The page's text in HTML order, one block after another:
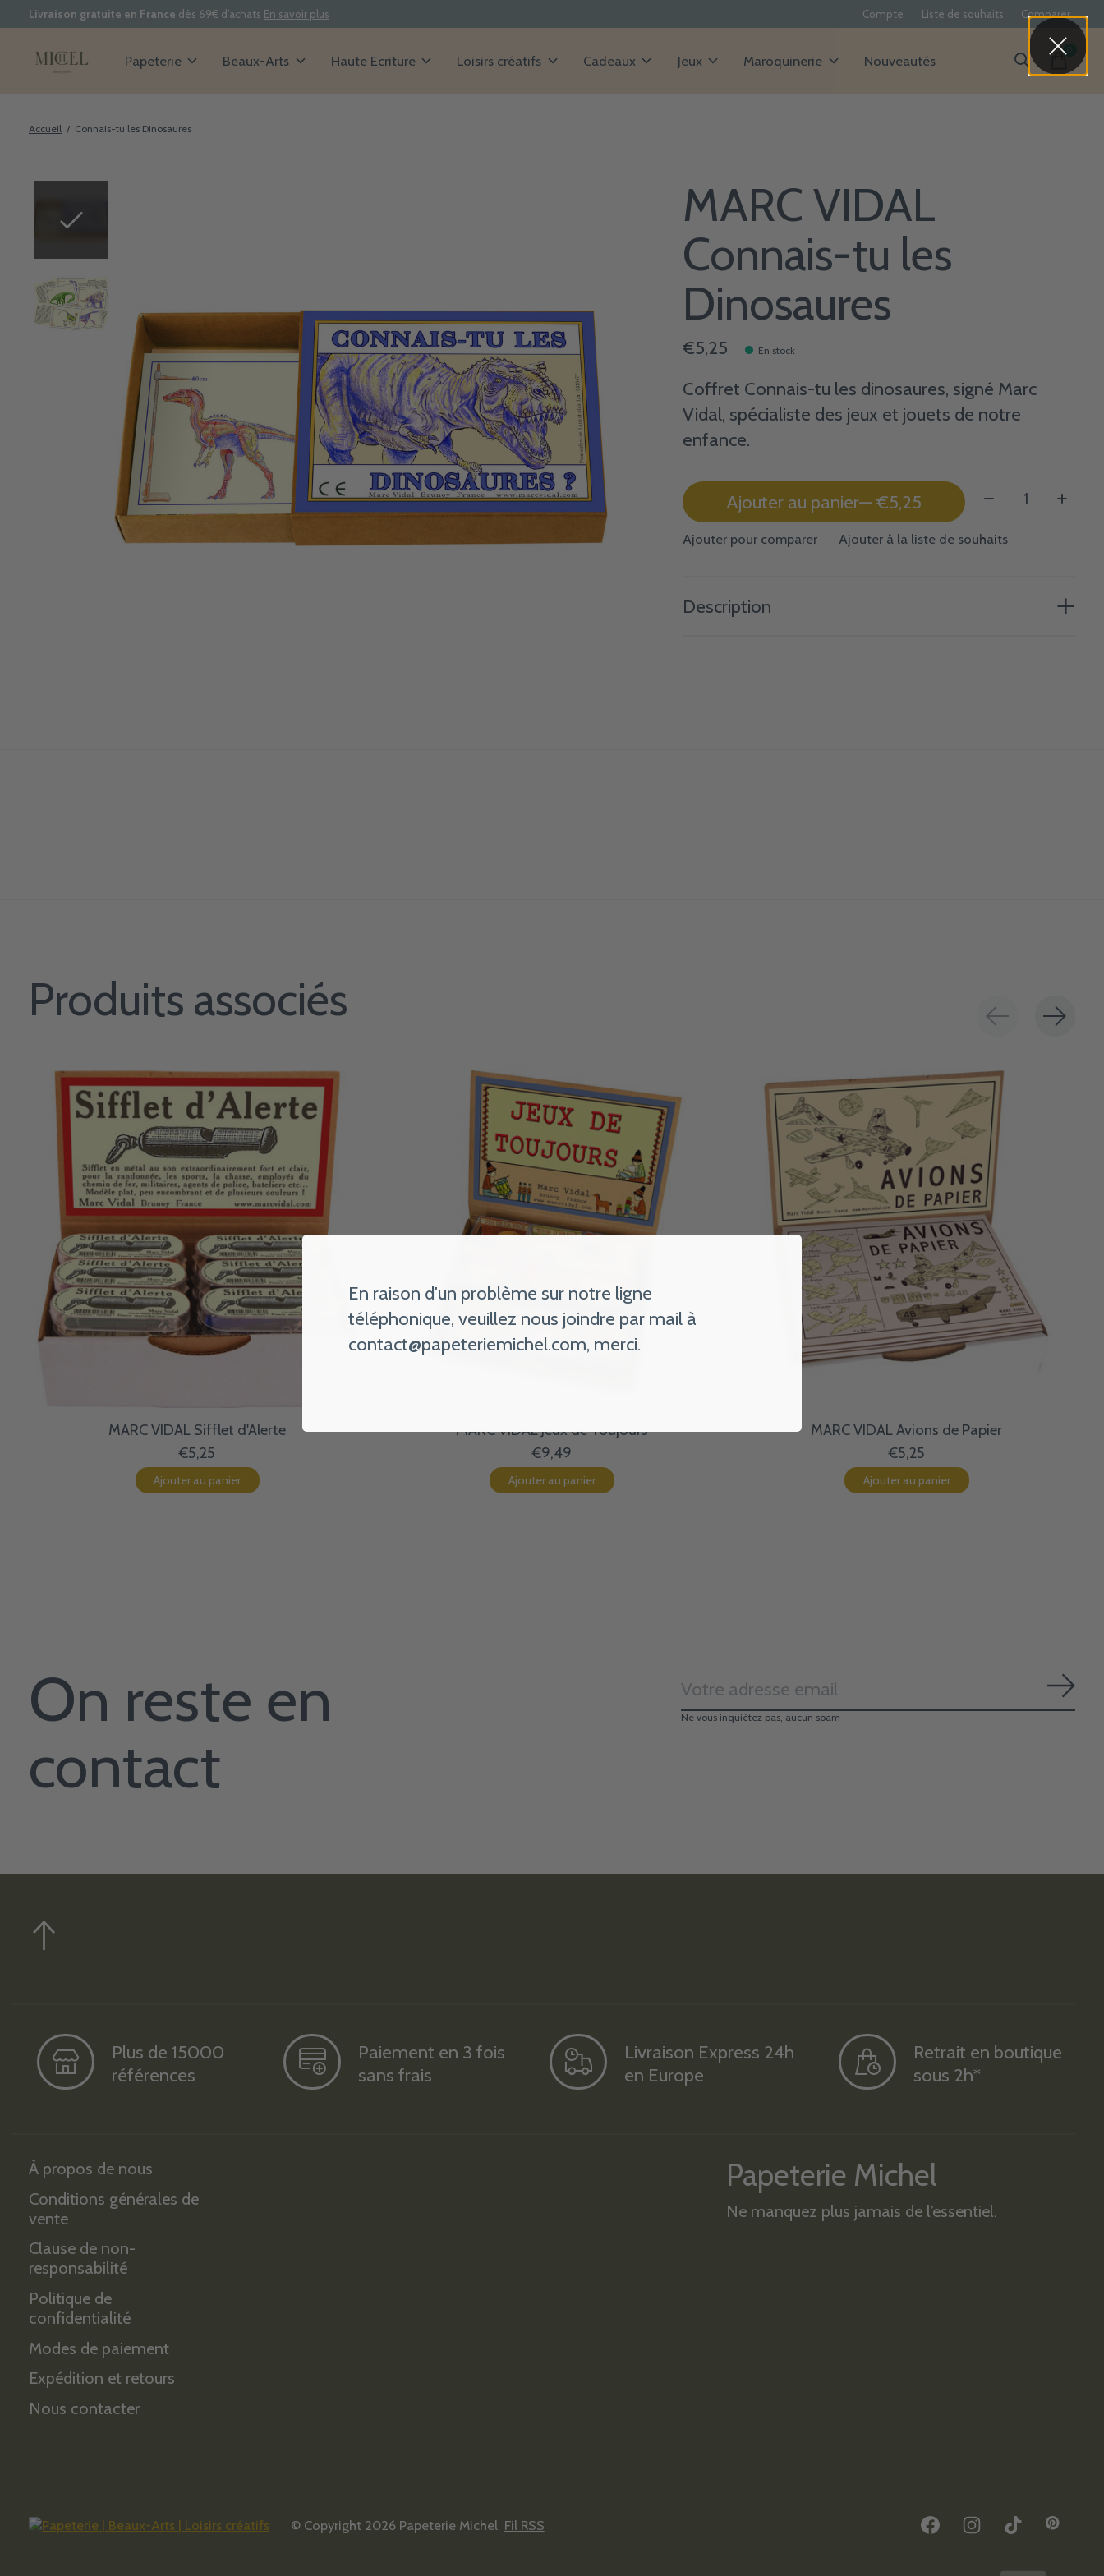
Livraison gratuite en France dès 69€ d'achats En savoir plus Compte Liste de souhaits Comparer
Papeterie Beaux-Arts Haute Ecriture Loisirs créatifs Cadeaux Jeux Maroquinerie Nouveautés items
Accueil / Connais-tu les Dinosaures
MARC VIDAL
Connais-tu les
Dinosaures
€5,25 En stock
Coffret Connais-tu les dinosaures, signé Marc
Vidal, spécialiste des jeux et jouets de notre
enfance.
Ajouter au panier — €5,25 Quantité:
Ajouter pour comparer Ajouter à la liste de souhaits
Description
Produits associés
Carousel items
MARC VIDAL Sifflet d'Alerte
€5,25
Ajouter au panier
MARC VIDAL Jeux de Toujours
€9,49
Ajouter au panier
MARC VIDAL Avions de Papier
€5,25
Ajouter au panier
On reste en
contact
Ne vous inquiétez pas, aucun spam
Plus de 15000
références
Paiement en 3 fois
sans frais
Livraison Express 24h
en Europe
Retrait en boutique
sous 2h*
À propos de nous
Conditions générales de
vente
Clause de non-
responsabilité
Politique de
confidentialité
Modes de paiement
Expédition et retours
Nous contacter
Papeterie Michel
Ne manquez plus jamais de l’essentiel.
© Copyright 2026 Papeterie Michel Fil RSS
En raison d'un problème sur notre ligne
téléphonique, veuillez nous joindre par mail à
contact@papeteriemichel.com, merci.